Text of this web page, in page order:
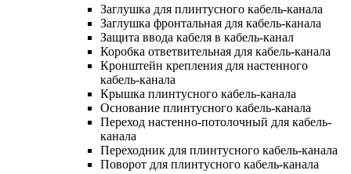
Заглушка для плинтусного кабель-канала
Заглушка фронтальная для кабель-канала
Защита ввода кабеля в кабель-канал
Коробка ответвительная для кабель-канала
Кронштейн крепления для настенного
кабель-канала
Крышка плинтусного кабель-канала
Основание плинтусного кабель-канала
Переход настенно-потолочный для кабель-
канала
Переходник для плинтусного кабель-канала
Поворот для плинтусного кабель-канала